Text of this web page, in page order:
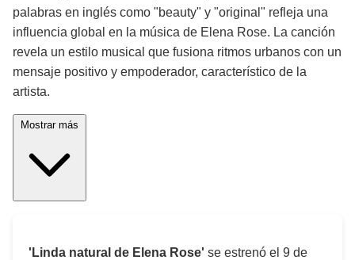
palabras en inglés como "beauty" y "original" refleja una
influencia global en la música de Elena Rose. La canción
revela un estilo musical que fusiona ritmos urbanos con un
mensaje positivo y empoderador, característico de la
artista.
'Linda natural de Elena Rose' se estrenó el 9 de